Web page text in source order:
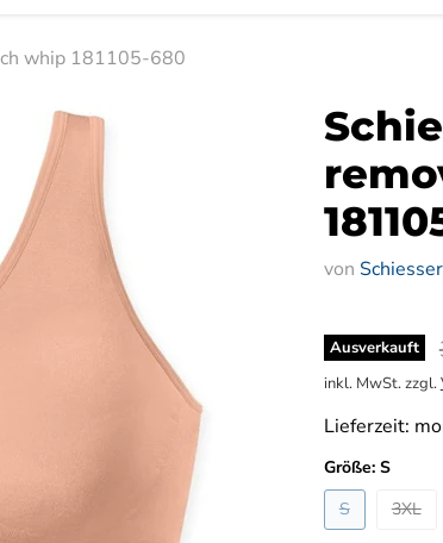
whip 181105-680
von Schiesser
Ausverkauft
inkl. MwSt. zzgl.
Lieferzeit:
Größe: S
S
3XL